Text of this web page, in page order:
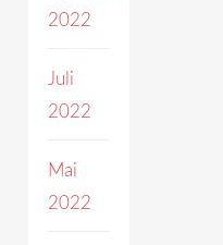
2022
Juli
2022
Mai
2022